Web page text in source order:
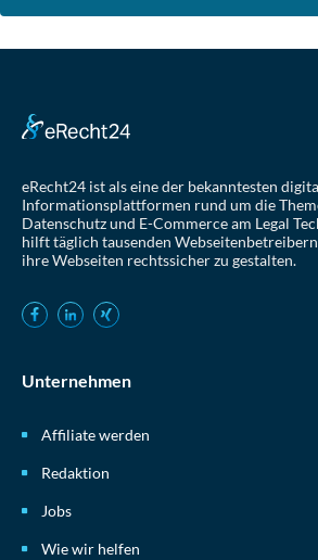
eRecht24 ist als eine der bekanntesten
Informationsplattformen rund um die
Datenschutz und E-Commerce am Legal
hilft täglich tausenden
ihre Webseiten rechtssicher zu gestalten.
Unternehmen
Affiliate werden
Redaktion
Jobs
Wie wir helfen